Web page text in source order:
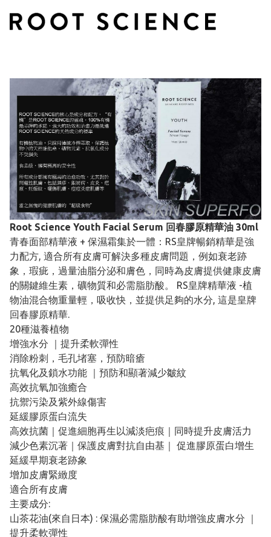
Root Science Youth Facial Serum 回春膠原精華油 30ml
青春面部精華液 + 保濕霜集於一體：RS皇牌暢銷精華是強
力配方, 適合所有皮膚可解決多種皮膚問題，例如衰老跡
象，瑕疵，過量油脂分泌和膚色，同時為皮膚提供健康皮膚
的關鍵維生素，礦物質和必需脂肪酸。 RS皇牌精華液 -植
物油混合物重量輕，吸收快，並提供足夠的水分, 這是皇牌
回春膠原精華.
20種滋養植物
增強水分 ｜提升柔軟彈性
消除粉刺，毛孔堵塞，預防暗瘡
抗氧化及鎖水功能 ｜預防和顯著減少皺紋
高效抗氧加強癒合
抗禦污染及紫外線傷害
延緩膠原蛋白流失
高效抗菌｜促進細胞再生以減淡疤痕｜同時提升皮膚活力
減少色素沉著｜保護皮膚對抗自由基｜ 促進膠原蛋白增生
延緩早期衰老跡象
增加皮膚緊緻度
適合所有皮膚
主要成分:
山茶花油(來自日本) : 保濕必需脂肪酸有助增強皮膚水分 ｜
提升柔軟彈性